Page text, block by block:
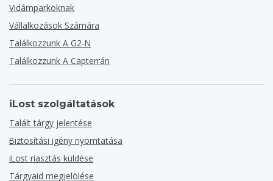
Vidámparkoknak
Vállalkozások Számára
Találkozzunk A G2-N
Találkozzunk A Capterrán
iLost szolgáltatások
Talált tárgy jelentése
Biztosítási igény nyomtatása
iLost riasztás küldése
Tárgyaid megjelölése